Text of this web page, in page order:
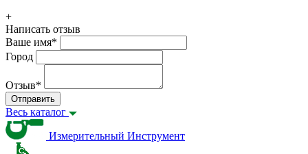
+
Написать отзыв
Ваше имя*
Город
Отзыв*
Отправить
Весь каталог
Измерительный Инструмент